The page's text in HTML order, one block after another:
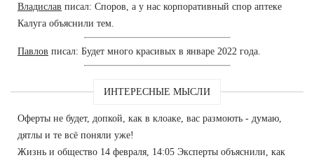
Владислав писал: Споров, а у нас корпоративный спор аптеке
Калуга объяснили тем.
Павлов писал: Будет много красивых в январе 2022 года.
ИНТЕРЕСНЫЕ МЫСЛИ
Оферты не будет, допкой, как в клоаке, вас размоють - думаю,
дятлы и те всё поняли уже!
Жизнь и общество 14 февраля, 14:05 Эксперты объяснили, как